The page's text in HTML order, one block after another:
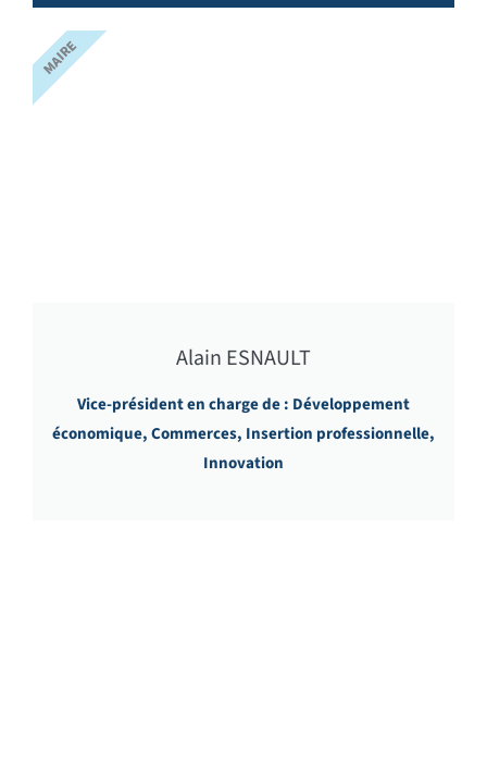
Alain ESNAULT
Vice-président en charge de : Développement
économique, Commerces, Insertion professionnelle,
Innovation
MAIRE